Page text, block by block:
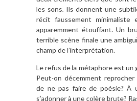
les sons. Ils donnent une
récit faussement
apparemment étouffant. Un
terrible scène finale une
champ de l’interprétation.
Le refus de la métaphore est un
Peut-on décemment
de ne pas faire de poésie? À
s’adonner à une colère brute?